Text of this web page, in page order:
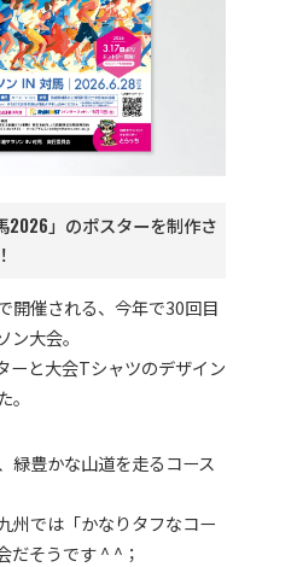
2026」のポスターを制作さ
開催される、今年で30回目
大会。
ーと大会Tシャツのデザイン
緑豊かな山道を走るコース
州では「かなりタフなコー
だそうです ^ ^；